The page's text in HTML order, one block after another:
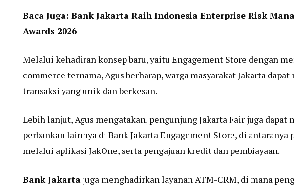
Baca Juga: Bank Jakarta Raih Indonesia Enterprise Risk
Awards 2026
Melalui kehadiran konsep baru, yaitu Engagement Store dengan
commerce ternama, Agus berharap, warga masyarakat Jakarta
transaksi yang unik dan berkesan.
Lebih lanjut, Agus mengatakan, pengunjung Jakarta Fair juga dapat
perbankan lainnya di Bank Jakarta Engagement Store, di
melalui aplikasi JakOne, serta pengajuan kredit dan pembiayaan.
Bank Jakarta juga menghadirkan layanan ATM-CRM, di mana